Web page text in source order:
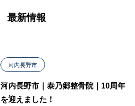
最新情報
河内長野市
河内長野市｜泰乃郷整骨院｜10周年
を迎えました！